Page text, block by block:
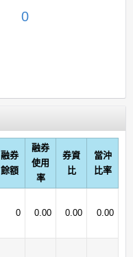
0
融券
餘額
融券
使用
率
券資
比
當沖
比率
0 0.00 0.00 0.00